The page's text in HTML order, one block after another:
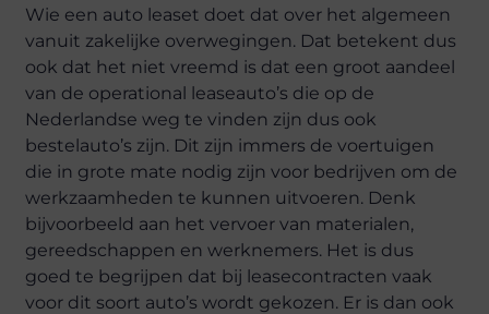
Wie een auto leaset doet dat over het algemeen
vanuit zakelijke overwegingen. Dat betekent dus
ook dat het niet vreemd is dat een groot aandeel
van de operational leaseauto’s die op de
Nederlandse weg te vinden zijn dus ook
bestelauto’s zijn. Dit zijn immers de voertuigen
die in grote mate nodig zijn voor bedrijven om de
werkzaamheden te kunnen uitvoeren. Denk
bijvoorbeeld aan het vervoer van materialen,
gereedschappen en werknemers. Het is dus
goed te begrijpen dat bij leasecontracten vaak
voor dit soort auto’s wordt gekozen. Er is dan ook